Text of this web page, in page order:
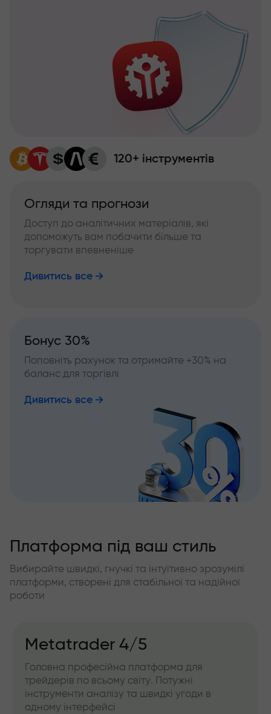
120+ інструментів
Огляди та прогнози
Доступ до аналітичних матеріалів, які
допоможуть вам побачити більше та
торгувати впевненіше
Дивитись все
Бонус 30%
Поповніть рахунок та отримайте +30% на
баланс для торгівлі
Дивитись все
Платформа під ваш стиль
Вибирайте швидкі, гнучкі та інтуїтивно зрозумілі
платформи, створені для стабільної та надійної
роботи
Metatrader 4/5
Головна професійна платформа для
трейдерів по всьому світу. Потужні
інструменти аналізу та швидкі угоди в
одному інтерфейсі